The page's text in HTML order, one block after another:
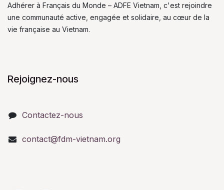
Adhérer à Français du Monde – ADFE Vietnam, c'est rejoindre
une communauté active, engagée et solidaire, au cœur de la
vie française au Vietnam.
Rejoignez-nous
Contactez-nous
contact@fdm-vietnam.org